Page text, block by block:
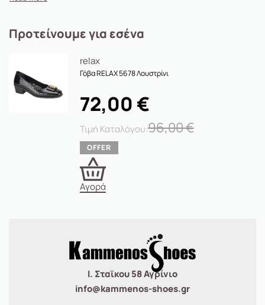
Προτείνουμε για εσένα
relax
Γόβα RELAX 5678 Λουστρίνι
96,00€
72,00 €
Αγορά
Ι. Σταϊκου 58 Αγρίνιο
info@kammenos-shoes.gr